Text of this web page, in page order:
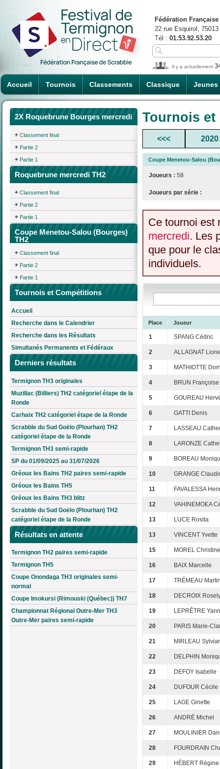
Accueil Tournois Classements Classique Jeunes
Fédération
22 rue Esquirol,
Tél : 01.53.92.53.20
Il y a actuellement
2X Roquebrune Bourges mercredi
Classement final
Partie 2
Partie 1
Roquebrune mercredi TH2
Classement final
Partie 2
Partie 1
Coupe Menetou-Salou (Bourges)
TH2
Classement final
Partie 2
Partie 1
Tournois et Compétitions
Accueil
Recherche dans le Calendrier
Recherche dans les Résultats
Simultanés Permanents et Fédéraux
Derniers résultats
Termignon TH3 originales
Muzillac (Billiers) TH2 catégoriel étape de la
Ronde
Carhaix TH2 catégoriel étape de la Ronde
Scrabble du Sud Goëlo (Plourhan) TH2
catégoriel étape de la Ronde
Termignon TH3 semi-rapide
SP du 01/09/2025 au 31/07/2026
Gréoux les Bains TH2 paires semi-rapide
Gréoux les Bains TH5
Gréoux les Bains TH3 blitz
Scrabble du Sud Goëlo (Plourhan) TH2
catégoriel étape de la Ronde
Résultats en attente
Termignon TH2 paires semi-rapide
Termignon TH5
Coupe Onondaga TH3 originales semi-
normal
Coupe Imokursi (Rimouski (Québec)) TH7
Championnat Régional Outre-Mer TH3
Outre-Mer paires semi-rapide
Tournois
<<< 2020
Coupe Menetou-Salou
Joueurs : 58
Joueurs par série :
Ce tournoi est
mercredi. Les
que pour le
individuels.
Place Joueur
1 SPANG Cédric
2 ALLAGNAT
3 MATHIOTTE
4 BRUN Françoise
5 GOUREAU
6 GATTI Denis
7 LASSEAU
8 LARONZE
9 BOREAU
10 GRANGE
11 FAVALESSA
12 VAHINEMOEA
13 LUCE Rosita
13 VINCENT Yvette
15 MOREL Christine
16 BAIX Marcelle
17 TRÉMEAU
18 DECROIX
19 LEPRÊTRE
20 PARIS Marie-
21 MIRLEAU
22 DELPHIN
23 DEFOY Isabelle
24 DUFOUR Cécile
25 LAGE Ginette
26 ANDRÉ Michel
27 MOULINIER
28 FOURDRAIN
29 HÉBERT Régine